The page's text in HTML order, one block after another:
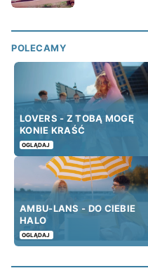
POLECAMY
LOVERS - Z TOBĄ MOGĘ
KONIE KRAŚĆ
OGLĄDAJ
AMBU-LANS - DO CIEBIE
HALO
OGLĄDAJ